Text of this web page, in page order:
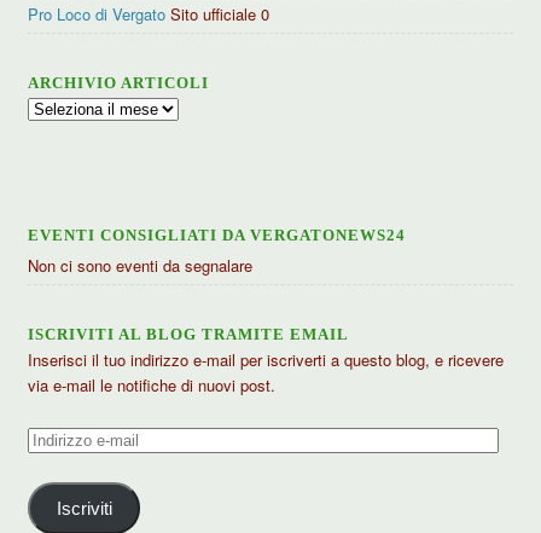
Pro Loco di Vergato Sito ufficiale 0
ARCHIVIO ARTICOLI
Archivio
EVENTI CONSIGLIATI DA VERGATONEWS24
Non ci sono eventi da segnalare
ISCRIVITI AL BLOG TRAMITE EMAIL
Inserisci il tuo indirizzo e-mail per iscriverti a questo blog, e ricevere
via e-mail le notifiche di nuovi post.
Indirizzo
mail
Iscriviti